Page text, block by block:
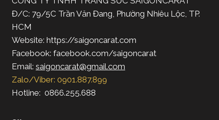
Đ/C: 79/5C Trần Văn Đang, Phường Nhiêu Lộc, TP.
HCM
Website: https://saigoncarat.com
Facebook: facebook.com/saigoncarat
Email: saigoncarat@gmail.com
Zalo/Viber: 0901.887.899
Hotline: 0866.255.688